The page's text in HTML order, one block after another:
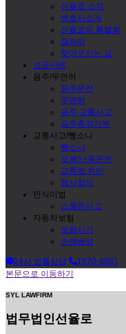
선율로 소개
변호사소개
선율로의 특별함
갤러리
찾아오시는 길
성공사례
음주/무면허
음주운전
무면허
음주 교통사고
음주측정거부
교통사고/뺑소니
뺑소니
보복/난폭운전
교특법 위반
형사합의
민식이법
스쿨존사고
자동차보험
보험사기
손해배상
24시 법률상담
1670-6681
본문으로 이동하기
SYL LAWFIRM
법무법인선율로